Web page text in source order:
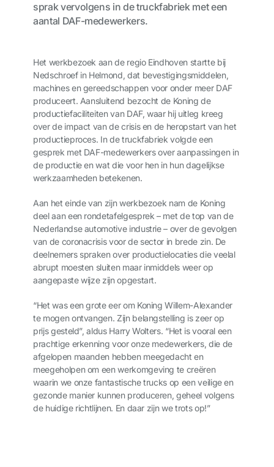
sprak vervolgens in de truckfabriek met een
aantal DAF-medewerkers.
Het werkbezoek aan de regio Eindhoven startte bij
Nedschroef in Helmond, dat bevestigingsmiddelen,
machines en gereedschappen voor onder meer DAF
produceert. Aansluitend bezocht de Koning de
productiefaciliteiten van DAF, waar hij uitleg kreeg
over de impact van de crisis en de heropstart van het
productieproces. In de truckfabriek volgde een
gesprek met DAF-medewerkers over aanpassingen in
de productie en wat die voor hen in hun dagelijkse
werkzaamheden betekenen.
Aan het einde van zijn werkbezoek nam de Koning
deel aan een rondetafelgesprek – met de top van de
Nederlandse automotive industrie – over de gevolgen
van de coronacrisis voor de sector in brede zin. De
deelnemers spraken over productielocaties die veelal
abrupt moesten sluiten maar inmiddels weer op
aangepaste wijze zijn opgestart.
“Het was een grote eer om Koning Willem-Alexander
te mogen ontvangen. Zijn belangstelling is zeer op
prijs gesteld”, aldus Harry Wolters. “Het is vooral een
prachtige erkenning voor onze medewerkers, die de
afgelopen maanden hebben meegedacht en
meegeholpen om een werkomgeving te creëren
waarin we onze fantastische trucks op een veilige en
gezonde manier kunnen produceren, geheel volgens
de huidige richtlijnen. En daar zijn we trots op!”